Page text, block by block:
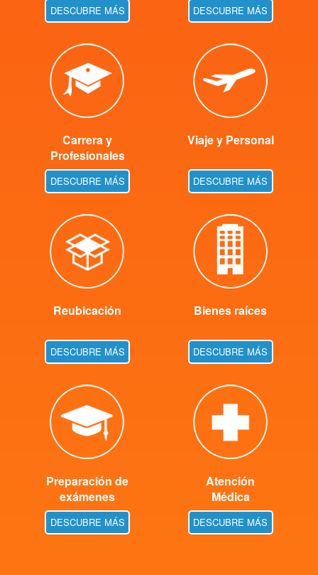
DESCUBRE MÁS DESCUBRE MÁS
Carrera y
Profesionales
DESCUBRE MÁS
Viaje y Personal
DESCUBRE MÁS
Reubicación
DESCUBRE MÁS
Bienes raíces
DESCUBRE MÁS
Preparación de
exámenes
DESCUBRE MÁS
Atención
Médica
DESCUBRE MÁS